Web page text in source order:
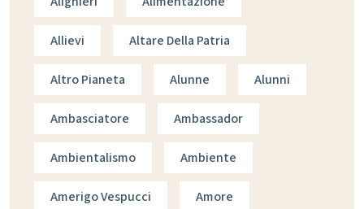
Allievi Altare Della Patria
Altro Pianeta Alunne Alunni
Ambasciatore Ambassador
Ambientalismo Ambiente
Amerigo Vespucci Amore